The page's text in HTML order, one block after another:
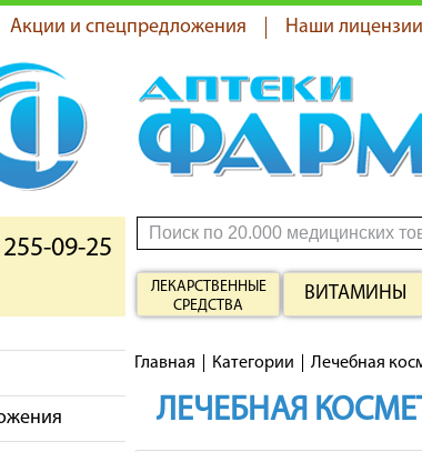
Акции и спецпредложения Наши лицензии
09-25
ЛЕКАРСТВЕННЫЕ
СРЕДСТВА
ВИТАМИНЫ
Главная Категории Лечебная
ЛЕЧЕБНАЯ